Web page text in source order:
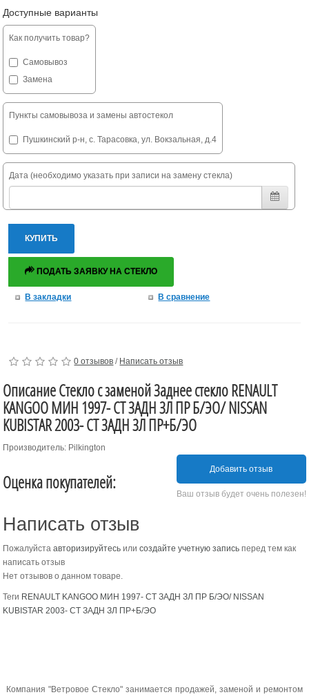
Доступные варианты
Как получить товар?
Самовывоз
Замена
Пункты самовывоза и замены автостекол
Пушкинский р-н, с. Тарасовка, ул. Вокзальная, д.4
Дата (необходимо указать при записи на замену стекла)
КУПИТЬ
ПОДАТЬ ЗАЯВКУ НА СТЕКЛО
В закладки В сравнение
0 отзывов / Написать отзыв
Описание Стекло с заменой Заднее стекло RENAULT
KANGOO МИН 1997- СТ ЗАДН ЗЛ ПР Б/ЭО/ NISSAN
KUBISTAR 2003- СТ ЗАДН ЗЛ ПР+Б/ЭО
Производитель: Pilkington
Оценка покупателей:
Добавить отзыв
Ваш отзыв будет очень полезен!
Написать отзыв
Пожалуйстаавторизируйтесь илисоздайте учетную запись перед тем как
написать отзыв
Нет отзывов о данном товаре.
Теги RENAULT KANGOO МИН 1997- СТ ЗАДН ЗЛ ПР Б/ЭО/ NISSAN
KUBISTAR 2003- СТ ЗАДН ЗЛ ПР+Б/ЭО
Компания "Ветровое Стекло" занимается продажей, заменой и ремонтом